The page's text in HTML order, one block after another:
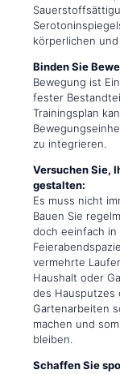
körperlichen
Binden Sie
Bewegung ist
fester
Trainingsplan
zu integrieren.
Versuchen Sie,
gestalten:
Es muss nicht
Bauen Sie
doch eeinfach in
vermehrte
Haushalt oder
des Hausputzes
Gartenarbeiten
machen und
bleiben.
Schaffen Sie